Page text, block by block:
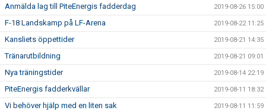
Anmälda lag till PiteEnergis fadderdag 2019-08-26 15:00
F-18 Landskamp på LF-Arena 2019-08-22 11:25
Kansliets öppettider 2019-08-21 14:35
Tränarutbildning 2019-08-21 09:01
Nya träningstider 2019-08-14 22:19
PiteEnergis fadderkvällar 2019-08-11 18:32
Vi behöver hjälp med en liten sak 2019-08-11 11:59